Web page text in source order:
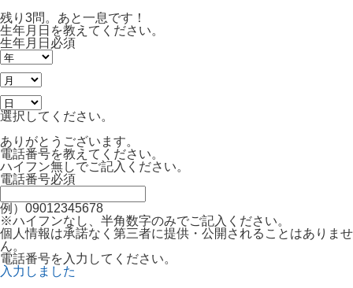
残り3問。あと一息です！
生年月日を教えてください。
生年月日 必須
選択してください。
ありがとうございます。
電話番号を教えてください。
ハイフン無しでご記入ください。
電話番号必須
例）09012345678
※ハイフンなし、半角数字のみでご記入ください。
個人情報は承諾なく第三者に提供・公開されることはありませ
ん。
電話番号を入力してください。
入力しました